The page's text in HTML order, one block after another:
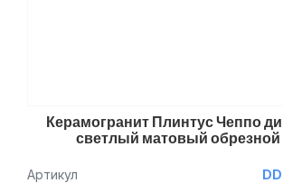
Керамогранит Плинтус Чеппо
светлый матовый обрезной
Артикул